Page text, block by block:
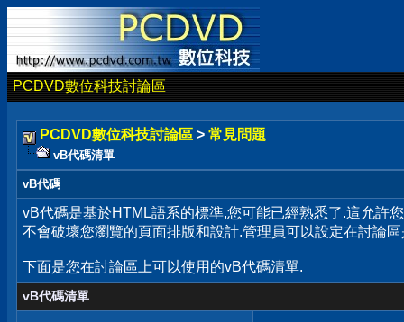
PCDVD數位科技討論區
PCDVD數位科技討論區 > 常見問題
vB代碼清單
vB代碼
vB代碼是基於HTML語系的標準,您可能已經熟悉了.這允許
不會破壞您瀏覽的頁面排版和設計.管理員可以設定在討論
下面是您在討論區上可以使用的vB代碼清單.
vB代碼清單